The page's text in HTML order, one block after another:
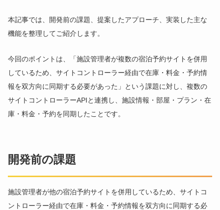
本記事では、開発前の課題、提案したアプローチ、実装した主な
機能を整理してご紹介します。
今回のポイントは、「施設管理者が複数の宿泊予約サイトを併用
しているため、サイトコントローラー経由で在庫・料金・予約情
報を双方向に同期する必要があった」という課題に対し、複数の
サイトコントローラーAPIと連携し、施設情報・部屋・プラン・在
庫・料金・予約を同期したことです。
開発前の課題
施設管理者が他の宿泊予約サイトを併用しているため、サイトコ
ントローラー経由で在庫・料金・予約情報を双方向に同期する必